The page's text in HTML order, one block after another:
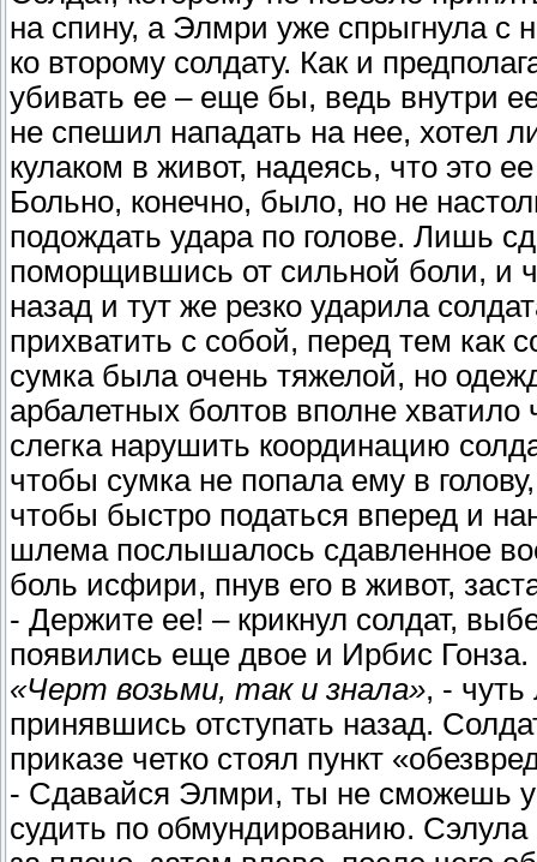
на спину, а Элмри уже спрыгнула с
ко второму солдату. Как и
убивать ее – еще бы, ведь внутри
не спешил нападать на нее, хотел
кулаком в живот, надеясь, что это
Больно, конечно, было, но не
подождать удара по голове. Лишь
поморщившись от сильной боли, и
назад и тут же резко ударила
прихватить с собой, перед тем как
сумка была очень тяжелой, но
арбалетных болтов вполне
слегка нарушить координацию
чтобы сумка не попала ему в
чтобы быстро податься вперед и
шлема послышалось сдавленное
боль исфири, пнув его в живот,
- Держите ее! – крикнул солдат,
появились еще двое и Ирбис Гонза.
«Черт возьми, так и знала», - чуть
принявшись отступать назад.
приказе четко стоял пункт
- Сдавайся Элмри, ты не сможешь
судить по обмундированию. Сэлула